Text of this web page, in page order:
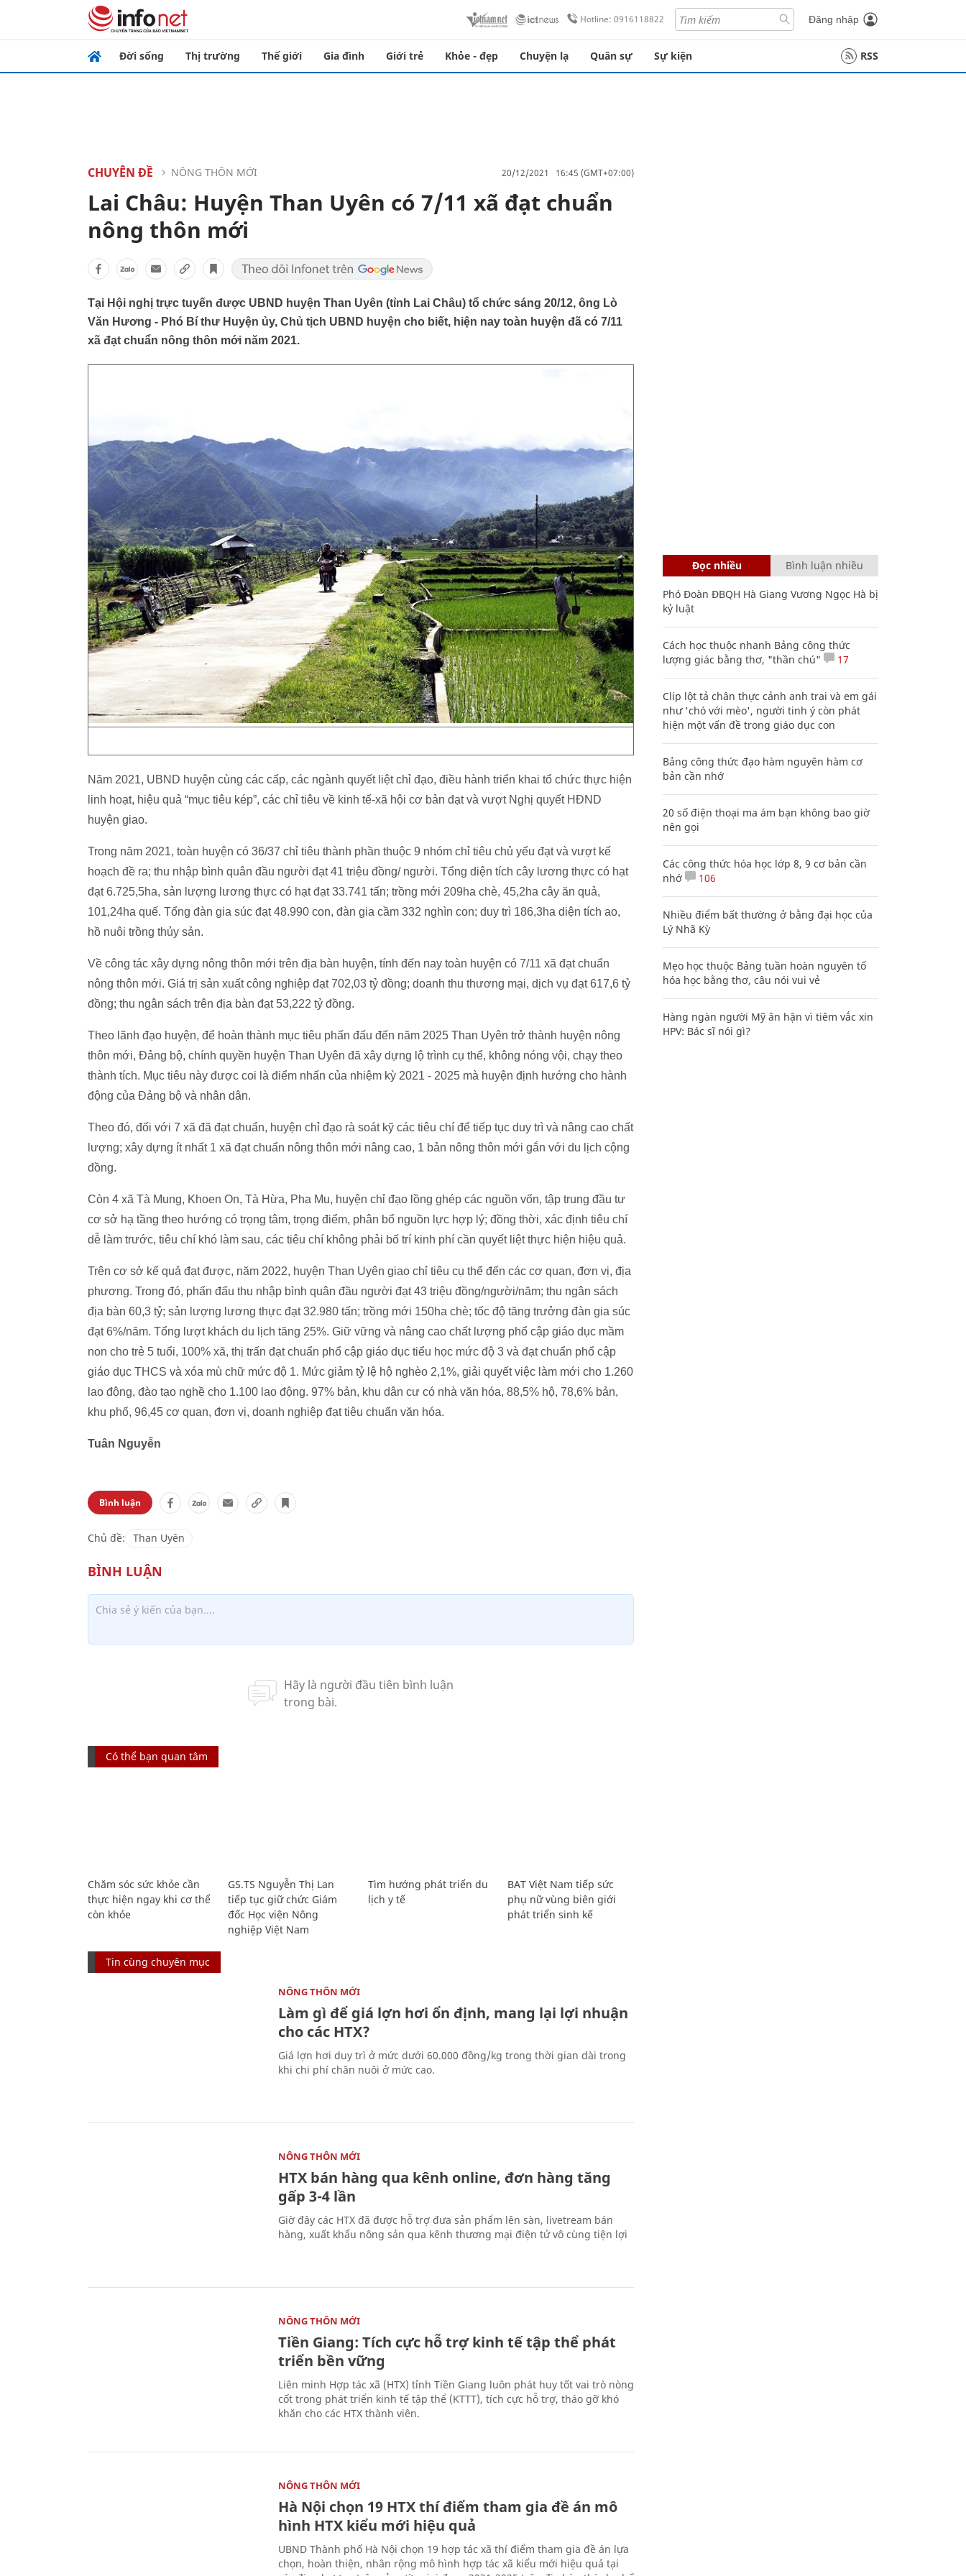
Hotline: 0916118822 Đăng nhập
Đời sống Thị trường Thế giới Gia đình Giới trẻ Khỏe - đẹp Chuyện lạ Quân sự Sự kiện RSS
CHUYÊN ĐỀ NÔNG THÔN MỚI 20/12/2021 16:45 (GMT+07:00)
Lai Châu: Huyện Than Uyên có 7/11 xã đạt chuẩn
nông thôn mới
Tại Hội nghị trực tuyến được UBND huyện Than Uyên (tỉnh Lai Châu) tổ chức sáng 20/12, ông Lò
Văn Hương - Phó Bí thư Huyện ủy, Chủ tịch UBND huyện cho biết, hiện nay toàn huyện đã có 7/11
xã đạt chuẩn nông thôn mới năm 2021.
Năm 2021, UBND huyện cùng các cấp, các ngành quyết liệt chỉ đạo, điều hành triển khai tổ chức thực hiện
linh hoạt, hiệu quả “mục tiêu kép”, các chỉ tiêu về kinh tế-xã hội cơ bản đạt và vượt Nghị quyết HĐND
huyện giao.
Trong năm 2021, toàn huyện có 36/37 chỉ tiêu thành phần thuộc 9 nhóm chỉ tiêu chủ yếu đạt và vượt kế
hoạch đề ra; thu nhập bình quân đầu người đạt 41 triệu đồng/ người. Tổng diện tích cây lương thực có hạt
đạt 6.725,5ha, sản lượng lương thực có hạt đạt 33.741 tấn; trồng mới 209ha chè, 45,2ha cây ăn quả,
101,24ha quế. Tổng đàn gia súc đạt 48.990 con, đàn gia cầm 332 nghìn con; duy trì 186,3ha diện tích ao,
hồ nuôi trồng thủy sản.
Về công tác xây dựng nông thôn mới trên địa bàn huyện, tính đến nay toàn huyện có 7/11 xã đạt chuẩn
nông thôn mới. Giá trị sản xuất công nghiệp đạt 702,03 tỷ đồng; doanh thu thương mại, dịch vụ đạt 617,6 tỷ
đồng; thu ngân sách trên địa bàn đạt 53,222 tỷ đồng.
Theo lãnh đạo huyện, để hoàn thành mục tiêu phấn đấu đến năm 2025 Than Uyên trở thành huyện nông
thôn mới, Đảng bộ, chính quyền huyện Than Uyên đã xây dựng lộ trình cụ thể, không nóng vội, chạy theo
thành tích. Mục tiêu này được coi là điểm nhấn của nhiệm kỳ 2021 - 2025 mà huyện định hướng cho hành
động của Đảng bộ và nhân dân.
Theo đó, đối với 7 xã đã đạt chuẩn, huyện chỉ đạo rà soát kỹ các tiêu chí để tiếp tục duy trì và nâng cao chất
lượng; xây dựng ít nhất 1 xã đạt chuẩn nông thôn mới nâng cao, 1 bản nông thôn mới gắn với du lịch cộng
đồng.
Còn 4 xã Tà Mung, Khoen On, Tà Hừa, Pha Mu, huyện chỉ đạo lồng ghép các nguồn vốn, tập trung đầu tư
cơ sở hạ tầng theo hướng có trọng tâm, trọng điểm, phân bổ nguồn lực hợp lý; đồng thời, xác định tiêu chí
dễ làm trước, tiêu chí khó làm sau, các tiêu chí không phải bố trí kinh phí cần quyết liệt thực hiện hiệu quả.
Trên cơ sở kế quả đạt được, năm 2022, huyện Than Uyên giao chỉ tiêu cụ thể đến các cơ quan, đơn vị, địa
phương. Trong đó, phấn đấu thu nhập bình quân đầu người đạt 43 triệu đồng/người/năm; thu ngân sách
địa bàn 60,3 tỷ; sản lượng lương thực đạt 32.980 tấn; trồng mới 150ha chè; tốc độ tăng trưởng đàn gia súc
đạt 6%/năm. Tổng lượt khách du lịch tăng 25%. Giữ vững và nâng cao chất lượng phổ cập giáo dục mầm
non cho trẻ 5 tuổi, 100% xã, thị trấn đạt chuẩn phổ cập giáo dục tiểu học mức độ 3 và đạt chuẩn phổ cập
giáo dục THCS và xóa mù chữ mức độ 1. Mức giảm tỷ lệ hộ nghèo 2,1%, giải quyết việc làm mới cho 1.260
lao động, đào tạo nghề cho 1.100 lao động. 97% bản, khu dân cư có nhà văn hóa, 88,5% hộ, 78,6% bản,
khu phố, 96,45 cơ quan, đơn vị, doanh nghiệp đạt tiêu chuẩn văn hóa.
Tuân Nguyễn
Bình luận
Chủ đề: Than Uyên
Có thể bạn quan tâm
Chăm sóc sức khỏe cần
thực hiện ngay khi cơ thể
còn khỏe
GS.TS Nguyễn Thị Lan
tiếp tục giữ chức Giám
đốc Học viện Nông
nghiệp Việt Nam
Tìm hướng phát triển du
lịch y tế
BAT Việt Nam tiếp sức
phụ nữ vùng biên giới
phát triển sinh kế
Tin cùng chuyên mục
NÔNG THÔN MỚI
Làm gì để giá lợn hơi ổn định, mang lại lợi nhuận
cho các HTX?
Giá lợn hơi duy trì ở mức dưới 60.000 đồng/kg trong thời gian dài trong
khi chi phí chăn nuôi ở mức cao.
NÔNG THÔN MỚI
HTX bán hàng qua kênh online, đơn hàng tăng
gấp 3-4 lần
Giờ đây các HTX đã được hỗ trợ đưa sản phẩm lên sàn, livetream bán
hàng, xuất khẩu nông sản qua kênh thương mại điện tử vô cùng tiện lợi
NÔNG THÔN MỚI
Tiền Giang: Tích cực hỗ trợ kinh tế tập thể phát
triển bền vững
Liên minh Hợp tác xã (HTX) tỉnh Tiền Giang luôn phát huy tốt vai trò nòng
cốt trong phát triển kinh tế tập thể (KTTT), tích cực hỗ trợ, tháo gỡ khó
khăn cho các HTX thành viên.
NÔNG THÔN MỚI
Hà Nội chọn 19 HTX thí điểm tham gia đề án mô
hình HTX kiểu mới hiệu quả
UBND Thành phố Hà Nội chọn 19 hợp tác xã thí điểm tham gia đề án lựa
chọn, hoàn thiện, nhân rộng mô hình hợp tác xã kiểu mới hiệu quả tại
Đọc nhiều Bình luận nhiều
Phó Đoàn ĐBQH Hà Giang Vương Ngọc Hà bị
kỷ luật
Cách học thuộc nhanh Bảng công thức
lượng giác bằng thơ, "thần chú"
17
Clip lột tả chân thực cảnh anh trai và em gái
như 'chó với mèo', người tinh ý còn phát
hiện một vấn đề trong giáo dục con
Bảng công thức đạo hàm nguyên hàm cơ
bản cần nhớ
20 số điện thoại ma ám bạn không bao giờ
nên gọi
Các công thức hóa học lớp 8, 9 cơ bản cần
nhớ
106
Nhiều điểm bất thường ở bằng đại học của
Lý Nhã Kỳ
Mẹo học thuộc Bảng tuần hoàn nguyên tố
hóa học bằng thơ, câu nói vui vẻ
Hàng ngàn người Mỹ ân hận vì tiêm vắc xin
HPV: Bác sĩ nói gì?